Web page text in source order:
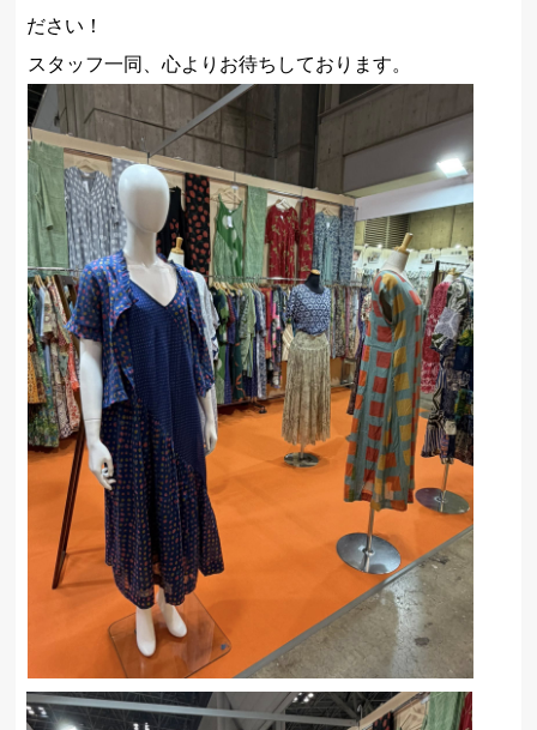
ださい！
スタッフ一同、心よりお待ちしております。